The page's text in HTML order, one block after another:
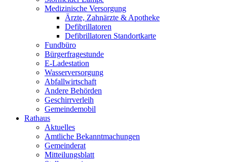
Medizinische Versorgung
Ärzte, Zahnärzte & Apotheke
Defibrillatoren
Defibrillatoren Standortkarte
Fundbüro
Bürgerfragestunde
E-Ladestation
Wasserversorgung
Abfallwirtschaft
Andere Behörden
Geschirrverleih
Gemeindemobil
Rathaus
Aktuelles
Amtliche Bekanntmachungen
Gemeinderat
Mitteilungsblatt